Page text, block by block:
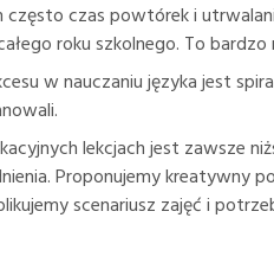
czas powtórek i
roku szkolnego. To
w nauczaniu języka jest
lekcjach jest zawsze
Proponujemy kreatywny
scenariusz zajęć i